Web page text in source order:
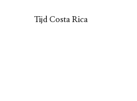
Tijd Costa Rica